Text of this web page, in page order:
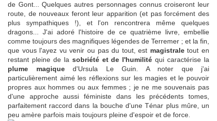
de Gont... Quelques autres personnages connus croiseront leur
route, de nouveaux feront leur apparition (et pas forcément des
plus sympathiques !), et l'on rencontrera même quelques
dragons... J'ai adoré l'histoire de ce quatrième livre, embellie
comme toujours des magnifiques légendes de Terremer ; et la fin,
que vous l'ayez vu venir ou pas du tout, est magistraletout en
restant pleine de la sobriété et de l'humilité qui caractérise la
plume magiqued'Ursula Le Guin. A noter que j'ai
particulièrement aimé les réflexions sur les magies et le pouvoir
propres aux hommes ou aux femmes ; je ne me souvenais pas
d'une approche aussi féministe dans les précédents tomes,
parfaitement raccord dans la bouche d'une Ténar plus mûre, un
peu amère parfois mais toujours pleine d'espoir et de force.